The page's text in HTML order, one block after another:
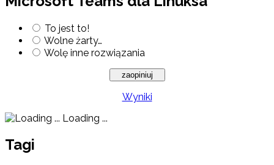
To jest to!
Wolne żarty…
Wolę inne rozwiązania
Wyniki
Loading ...
Tagi